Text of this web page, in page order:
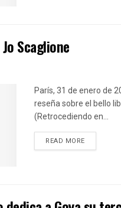
Scaglione
París, 31 de enero de
reseña sobre el bello
(Retrocediendo en...
READ MOREDETAILS